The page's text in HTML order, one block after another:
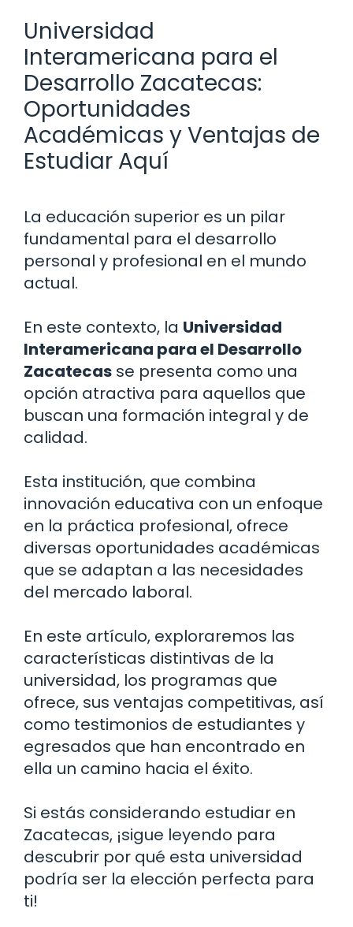
Universidad
Interamericana para el
Desarrollo Zacatecas:
Oportunidades
Académicas y Ventajas de
Estudiar Aquí
La educación superior es un pilar
fundamental para el desarrollo
personal y profesional en el mundo
actual.
En este contexto, la Universidad
Interamericana para el Desarrollo
Zacatecas se presenta como una
opción atractiva para aquellos que
buscan una formación integral y de
calidad.
Esta institución, que combina
innovación educativa con un enfoque
en la práctica profesional, ofrece
diversas oportunidades académicas
que se adaptan a las necesidades
del mercado laboral.
En este artículo, exploraremos las
características distintivas de la
universidad, los programas que
ofrece, sus ventajas competitivas, así
como testimonios de estudiantes y
egresados que han encontrado en
ella un camino hacia el éxito.
Si estás considerando estudiar en
Zacatecas, ¡sigue leyendo para
descubrir por qué esta universidad
podría ser la elección perfecta para
ti!